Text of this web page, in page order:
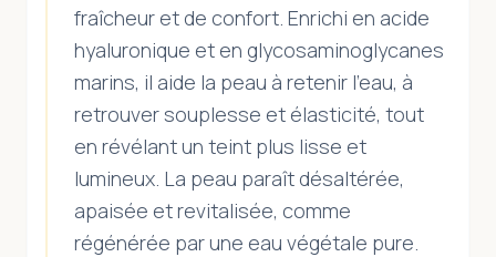
fraîcheur et de confort. Enrichi en acide
hyaluronique et en glycosaminoglycanes
marins, il aide la peau à retenir l’eau, à
retrouver souplesse et élasticité, tout
en révélant un teint plus lisse et
lumineux. La peau paraît désaltérée,
apaisée et revitalisée, comme
régénérée par une eau végétale pure.